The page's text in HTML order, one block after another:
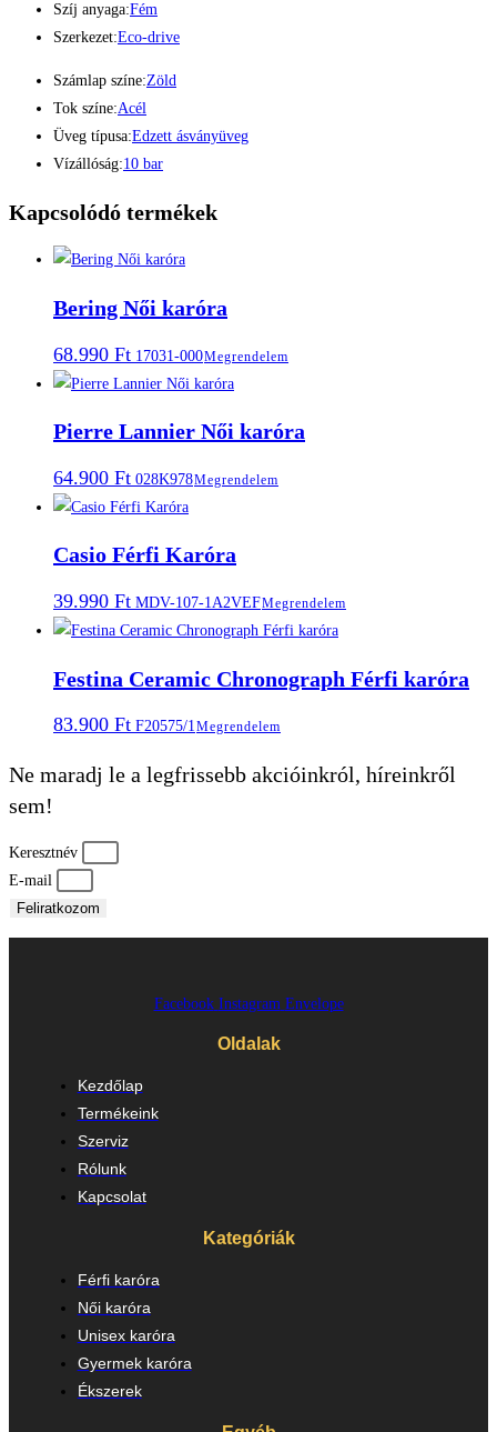
Szíj anyaga:Fém
Szerkezet:Eco-drive
Számlap színe:Zöld
Tok színe:Acél
Üveg típusa:Edzett ásványüveg
Vízállóság:10 bar
Kapcsolódó termékek
Bering Női karóra
68.990 Ft 17031-000Megrendelem
Pierre Lannier Női karóra
64.900 Ft 028K978Megrendelem
Casio Férfi Karóra
39.990 Ft MDV-107-1A2VEFMegrendelem
Festina Ceramic Chronograph Férfi karóra
83.900 Ft F20575/1Megrendelem
Ne maradj le a legfrissebb akcióinkról, híreinkről
sem!
Keresztnév
E-mail
Feliratkozom
Facebook Instagram Envelope
Oldalak
Kezdőlap
Termékeink
Szerviz
Rólunk
Kapcsolat
Kategóriák
Férfi karóra
Női karóra
Unisex karóra
Gyermek karóra
Ékszerek